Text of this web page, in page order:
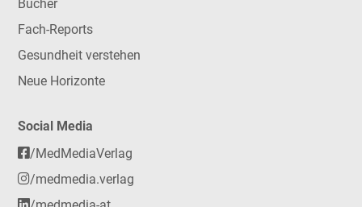
Bücher
Fach-Reports
Gesundheit verstehen
Neue Horizonte
Social Media
/MedMediaVerlag
/medmedia.verlag